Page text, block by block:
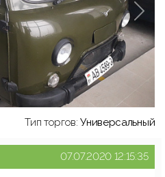
Тип торгов:Универсальный
07.07.2020 12:15:35